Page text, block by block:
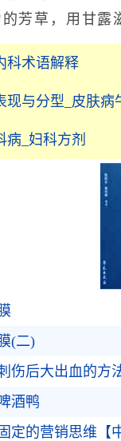
的芳草，用甘
科术语解释
现与分型_皮肤病
病_妇科方剂
(二)
伤后大出血的方
酒鸭
定的营销思维【